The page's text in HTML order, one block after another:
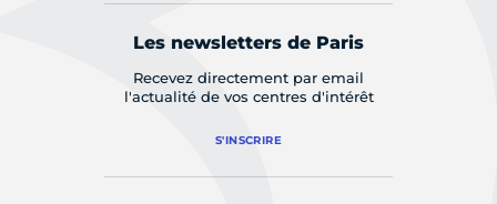
Les newsletters de Paris
Recevez directement par email
l'actualité de vos centres d'intérêt
S'INSCRIRE